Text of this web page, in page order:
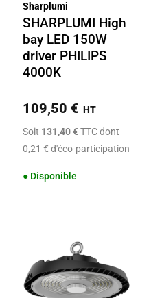
Sharplumi
SHARPLUMI High
bay LED 150W
driver PHILIPS
4000K
109,50 € HT
Soit 131,40 €TTC dont
0,21 € d'éco-participation
● Disponible